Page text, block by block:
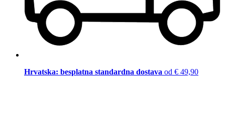
Hrvatska: besplatna standardna dostava od € 49,90